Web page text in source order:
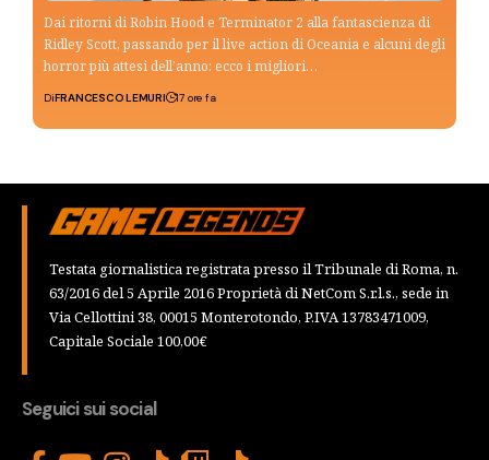
Dai ritorni di Robin Hood e Terminator 2 alla fantascienza di
Ridley Scott, passando per il live action di Oceania e alcuni degli
horror più attesi dell’anno: ecco i migliori…
DiFRANCESCO LEMURI 17 ore fa
Testata giornalistica registrata presso il Tribunale di Roma, n.
63/2016 del 5 Aprile 2016 Proprietà di NetCom S.r.l.s., sede in
Via Cellottini 38, 00015 Monterotondo, P.IVA 13783471009,
Capitale Sociale 100,00€
Seguici sui social